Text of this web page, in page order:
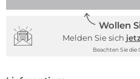
Wollen
Melden Sie sich
Beachten Sie die